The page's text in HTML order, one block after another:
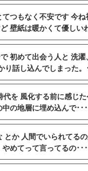
てつもなく不安です 今
壁紙は暖かくて優しい
初めて出会う人と 洗濯
り話し込んでしまった。
代を 風化する前に感じ
の地層に埋め込んで･･･
とか 人間でいられてる
めてって言ってるの･･･